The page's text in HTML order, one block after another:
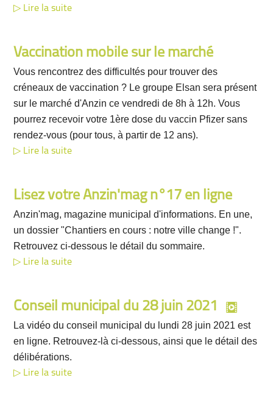
Lire la suite
Vaccination mobile sur le marché
Vous rencontrez des difficultés pour trouver des
créneaux de vaccination ? Le groupe Elsan sera présent
sur le marché d'Anzin ce vendredi de 8h à 12h. Vous
pourrez recevoir votre 1ère dose du vaccin Pfizer sans
rendez-vous (pour tous, à partir de 12 ans).
Lire la suite
Lisez votre Anzin'mag n°17 en ligne
Anzin'mag, magazine municipal d'informations. En une,
un dossier "Chantiers en cours : notre ville change !".
Retrouvez ci-dessous le détail du sommaire.
Lire la suite
Conseil municipal du 28 juin 2021
La vidéo du conseil municipal du lundi 28 juin 2021 est
en ligne. Retrouvez-là ci-dessous, ainsi que le détail des
délibérations.
Lire la suite